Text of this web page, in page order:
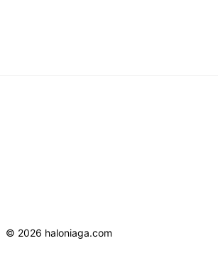
© 2026 haloniaga.com